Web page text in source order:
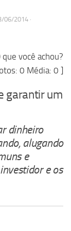
06/2014 ·
que você achou?
0 Média: 0 ]
garantir um
dinheiro
alugando
e
e os